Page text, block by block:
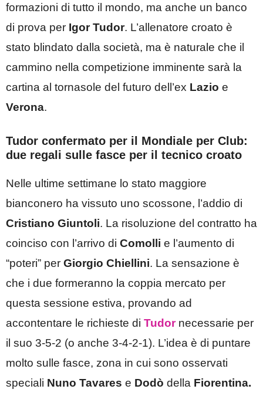
formazioni di tutto il mondo, ma anche un banco
di prova per Igor Tudor. L’allenatore croato è
stato blindato dalla società, ma è naturale che il
cammino nella competizione imminente sarà la
cartina al tornasole del futuro dell’ex Lazio e
Verona.
Tudor confermato per il Mondiale per Club:
due regali sulle fasce per il tecnico croato
Nelle ultime settimane lo stato maggiore
bianconero ha vissuto uno scossone, l’addio di
Cristiano Giuntoli. La risoluzione del contratto ha
coinciso con l’arrivo di Comolli e l’aumento di
“poteri” per Giorgio Chiellini. La sensazione è
che i due formeranno la coppia mercato per
questa sessione estiva, provando ad
accontentare le richieste di Tudor necessarie per
il suo 3-5-2 (o anche 3-4-2-1). L’idea è di puntare
molto sulle fasce, zona in cui sono osservati
speciali Nuno Tavares e Dodò della Fiorentina.